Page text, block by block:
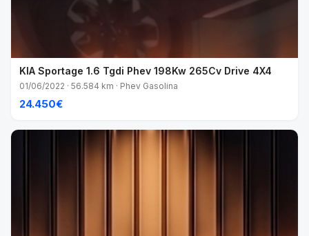
KIA Sportage 1.6 Tgdi Phev 198Kw 265Cv Drive 4X4
01/06/2022 · 56.584 km · Phev Gasolina
24.450€